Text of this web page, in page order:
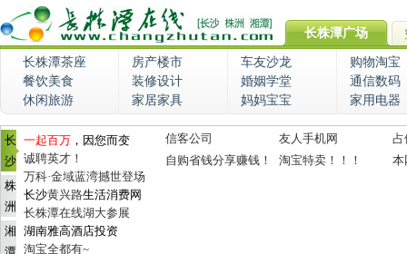
长株潭广场
长株潭茶座 房产楼市 车友沙龙
购物淘宝
餐饮美食
装修设计 婚姻学堂
通信数码
休闲旅游
家居家具 妈妈宝宝 家用电器
长
沙
株
洲
湘
一起百万 ，因您而变
诚聘英才！
万科·金域蓝湾撼世登场
长沙黄兴路生活消费网
长株潭在线湖大参展
湖南雅高酒店投资
淘宝全都有~
信客公司 友人手机网
占
自购省钱分享赚钱！
淘宝特卖！！！ 本